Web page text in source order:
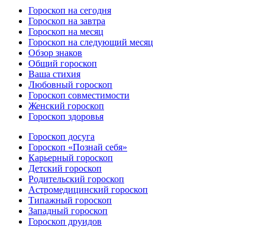
Гороскоп на сегодня
Гороскоп на завтра
Гороскоп на месяц
Гороскоп на следующий месяц
Обзор знаков
Общий гороскоп
Ваша стихия
Любовный гороскоп
Гороскоп совместимости
Женский гороскоп
Гороскоп здоровья
Гороскоп досуга
Гороскоп «Познай себя»
Карьерный гороскоп
Детский гороскоп
Родительский гороскоп
Астромедицинский гороскоп
Типажный гороскоп
Западный гороскоп
Гороскоп друидов